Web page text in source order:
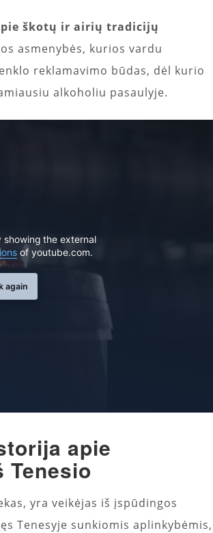
škotų ir airių tradicijų
asmenybės, kurios vardu
reklamavimo būdas, dėl kurio
alkoholiu pasaulyje.
the external
of youtube.com.
again
apie
yra veikėjas iš įspūdingos
Tenesyje sunkiomis aplinkybėmis,